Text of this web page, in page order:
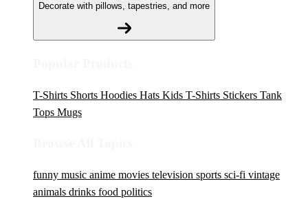
Decorate with pillows, tapestries, and more
T-Shirts Shorts Hoodies Hats Kids T-Shirts Stickers Tank
Tops Mugs
funny music anime movies television sports sci-fi vintage
animals drinks food politics